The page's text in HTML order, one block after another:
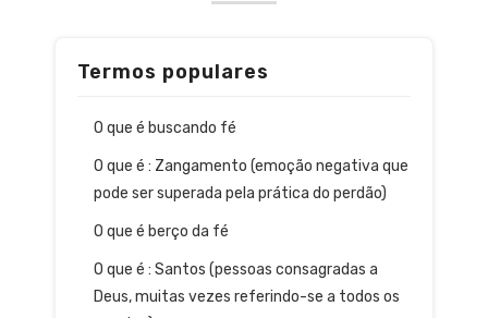
Termos populares
O que é buscando fé
O que é : Zangamento (emoção negativa que
pode ser superada pela prática do perdão)
O que é berço da fé
O que é : Santos (pessoas consagradas a
Deus, muitas vezes referindo-se a todos os